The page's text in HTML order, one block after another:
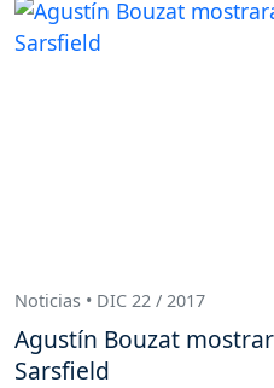
Noticias • DIC 22 / 2017
Agustín Bouzat
Sarsfield